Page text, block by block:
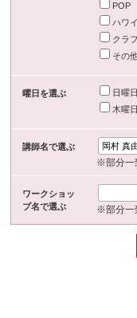
POP
ハワ
クラ
その
曜日を選ぶ 日曜日
木曜日
講師名で選ぶ
※部分一
ワークショッ
プ名で選ぶ
※部分一